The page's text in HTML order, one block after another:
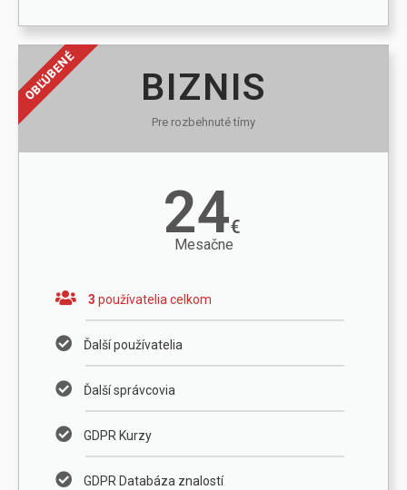
BIZNIS
Pre rozbehnuté tímy
24€
Mesačne
3 používatelia celkom
Ďalší používatelia
Ďalší správcovia
GDPR Kurzy
GDPR Databáza znalostí
OBĽÚBENÉ